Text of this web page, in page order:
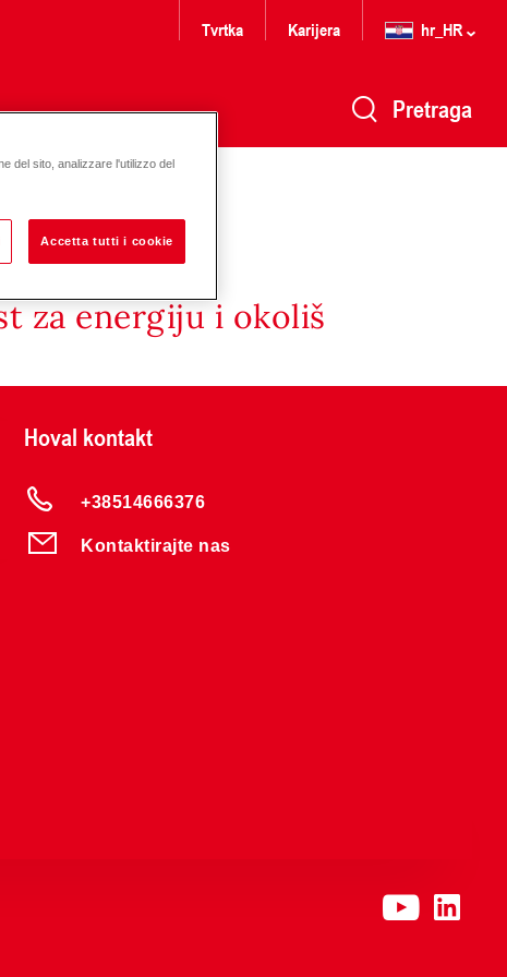
Tvrtka Karijera hr_HR
Pretraga
za energiju i okoliš
Hoval kontakt
+38514666376
Kontaktirajte nas
del sito, analizzare l'utilizzo del
Accetta tutti i cookie